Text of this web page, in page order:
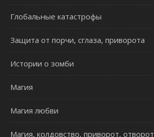
Глобальные катастрофы
Защита от порчи, сглаза, приворота
Истории о зомби
Магия
Магия любви
Магия, колдовство, приворот, отворот